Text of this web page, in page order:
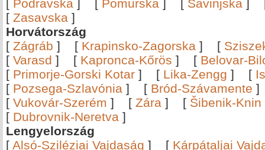
[ Podravska ] [ Pomurska ] [ Savinjska ]
[ Zasavska ]
Horvátország
[ Zágráb ] [ Krapinsko-Zagorska ] [
[ Varasd ] [ Kapronca-Kőrös ] [ Belovar-
[ Primorje-Gorski Kotar ] [ Lika-Zengg ] [
[ Pozsega-Szlavónia ] [ Bród-Szávamente
[ Vukovár-Szerém ] [ Zára ] [ Šibenik-Knin
[ Dubrovnik-Neretva ]
Lengyelország
[ Alsó-Sziléziai Vajdaság ] [ Kárpátaljai